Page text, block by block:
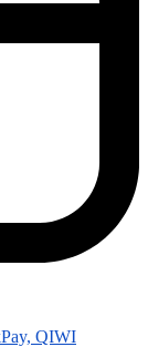
QIWI